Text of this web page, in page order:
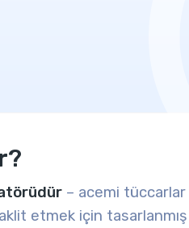
– acemi tüccarlar
etmek için